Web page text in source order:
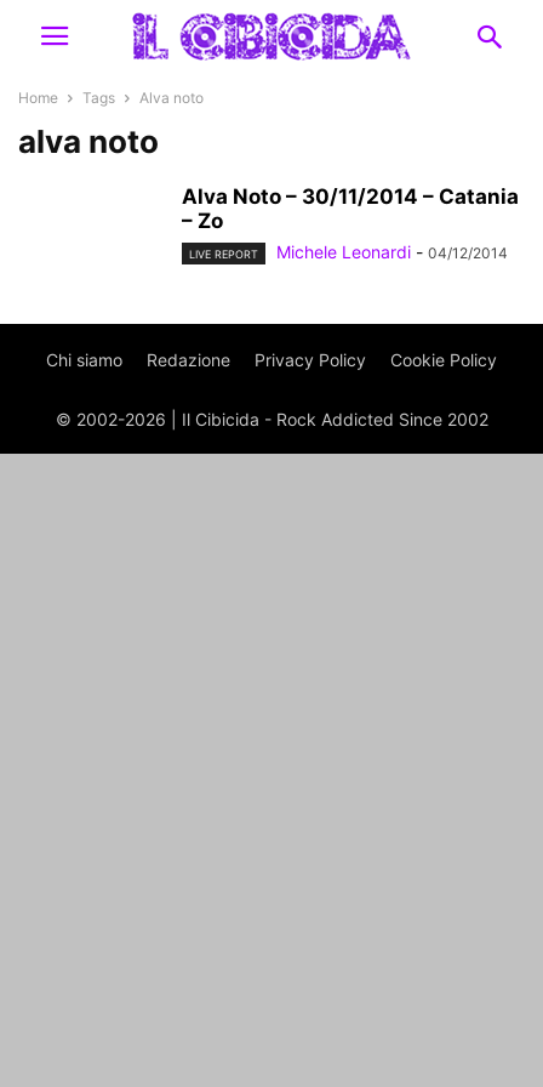
Home Tags Alva noto
alva noto
Alva Noto – 30/11/2014 – Catania
– Zo
LIVE REPORT Michele Leonardi - 04/12/2014
Chi siamo Redazione Privacy Policy Cookie Policy
© 2002-2026 | Il Cibicida - Rock Addicted Since 2002